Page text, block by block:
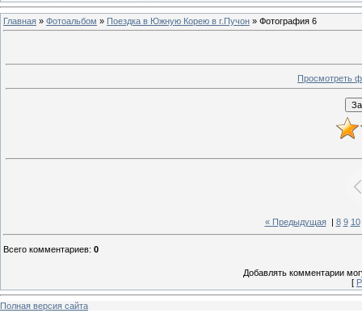
Главная » Фотоальбом » Поездка в Южную Корею в г.Пучон » Фотография 6
Просмотреть
« Предыдущая| 8 9 10
Всего комментариев: 0
Добавлять комментарии
[
Полная версия сайта